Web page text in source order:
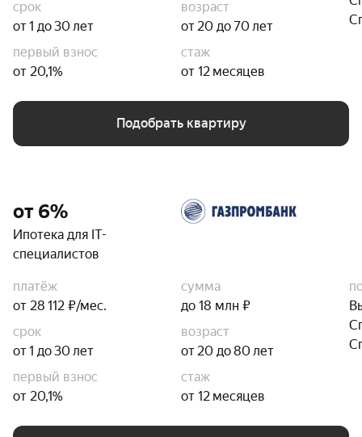
срок
от 1 до 30 лет
возраст
от 20 до 70 лет
первый взнос
от 20,1%
стаж
от 12 месяцев
Подобрать квартиру
от 6%
Ипотека для IT-
специалистов
платёж
от 28 112 ₽/мес.
сумма
до 18 млн ₽
срок
от 1 до 30 лет
возраст
от 20 до 80 лет
первый взнос
от 20,1%
стаж
от 12 месяцев